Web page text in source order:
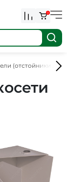
0
(отстойники для